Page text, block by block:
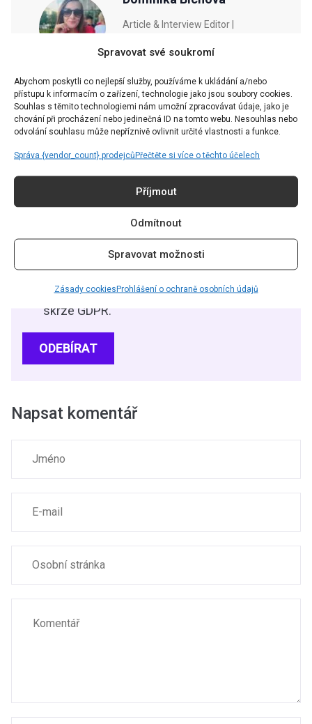
Spravovat své soukromí
Abychom poskytli co nejlepší služby, používáme k ukládání a/nebo
přístupu k informacím o zařízení, technologie jako jsou soubory cookies.
Souhlas s těmito technologiemi nám umožní zpracovávat údaje, jako je
chování při procházení nebo jedinečná ID na tomto webu. Nesouhlas nebo
odvolání souhlasu může nepříznivě ovlivnit určité vlastnosti a funkce.
Správa {vendor_count} prodejcůPřečtěte si více o těchto účelech
Příjmout
Odmítnout
Spravovat možnosti
Zásady cookiesProhlášení o ochraně osobních údajů
Article & Interview Editor |
CHCETE ČÍST TEN
NEJZAJÍMAVĚJŠÍ OBSAH?
Přihlaste se k odběru našeho newsletteru a už vám nic
neunikne.
Souhlasím seZásadami ochrany soukromí
skrze GDPR.
ODEBÍRAT
Napsat komentář